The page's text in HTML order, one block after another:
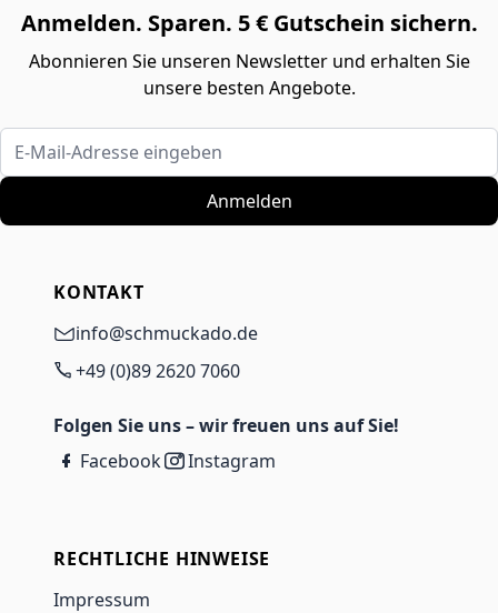
Anmelden. Sparen. 5 € Gutschein sichern.
Abonnieren Sie unseren Newsletter und erhalten Sie
unsere besten Angebote.
E-Mail-Adresse eingeben
Anmelden
KONTAKT
info@schmuckado.de
+49 (0)89 2620 7060
Folgen Sie uns – wir freuen uns auf Sie!
Facebook
Instagram
RECHTLICHE HINWEISE
Impressum